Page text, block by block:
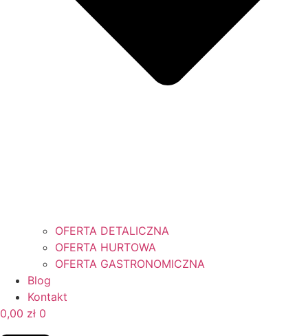
OFERTA DETALICZNA
OFERTA HURTOWA
OFERTA GASTRONOMICZNA
Blog
Kontakt
0,00 zł 0